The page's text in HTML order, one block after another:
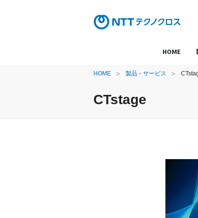
HOME
HOME 製品・サービス
CTstage